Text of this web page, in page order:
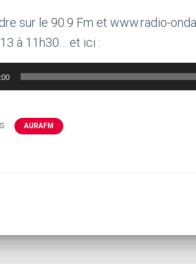
sur le 90.9 Fm et www.radio-
à 11h30… et ici :
: AURAFM